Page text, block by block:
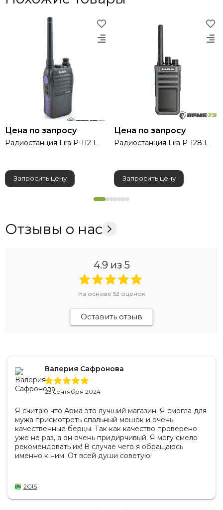
Подавление внешнего шума (опционально)
Рабочий диапазон: 400-470 МГц
Выходная мощность передатчика: 2 Вт
Режим работы: Аналоговый
Количество каналов:16
Емкость аккумулятора: 1800 мАч Li-Pol
Пылевлагозащита: IP54
Артикул: LIRA P-110 L
Рабочая температура: -20 ℃ ~ +60 ℃
Рабочее напряжение: DC 3,7V (±20%)
Разнос каналов: 12,5/25 кГц
Стабильность частоты: ≤ ± 2,5 ppm
Пороговая чувствительность при соотношении
С/Ш=12 дБ (СИНАД): 0,18 мкВ
Избирательность по соседнему каналу: 60 дБ /
Чувствительность по аналоговому сигналу (12
Цена по запросу
Радиостанция Lira P-112 L
Запросить цену
Цена по запросу
Радиостанция Lira P-128 L
Запросить цену
Отзывы о нас
4.9 из 5
На основе 52 оценок
Оставить отзыв
Валерия Сафронова
25 сентября 2024
Я считаю что Арма это лучший магазин. Я смогла для
мужа присмотреть спальный мешок и очень
качественные берцы. Так как качество проверено
уже не раз, а он очень придирчивый. Я могу смело
рекомендовать их! В случае чего я обращаюсь
именно к ним. От всей души советую!
2GIS